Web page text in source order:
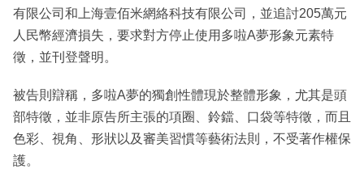
有限公司和上海壹佰米網絡科技有限公司，並追討205萬元
人民幣經濟損失，要求對方停止使用多啦A夢形象元素特
徵，並刊登聲明。
被告則辯稱，多啦A夢的獨創性體現於整體形象，尤其是頭
部特徵，並非原告所主張的項圈、鈴鐺、口袋等特徵，而且
色彩、視角、形狀以及審美習慣等藝術法則，不受著作權保
護。